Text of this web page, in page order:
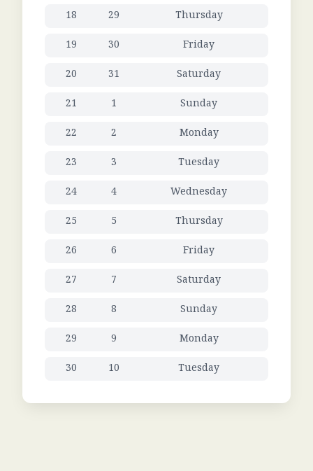
18
29
Thursday
19
30
Friday
20
31
Saturday
21
1
Sunday
22
2
Monday
23
3
Tuesday
24
4
Wednesday
25
5
Thursday
26
6
Friday
27
7
Saturday
28
8
Sunday
29
9
Monday
30
10 Tuesday